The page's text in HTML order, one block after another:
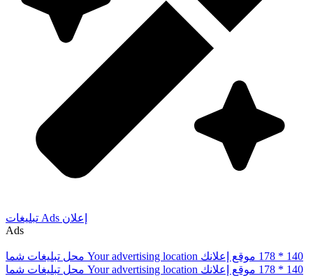
تبلیغات Ads إعلان
Ads
محل تبلیغات شما Your advertising location موقع إعلانك 178 * 140
محل تبلیغات شما Your advertising location موقع إعلانك 178 * 140